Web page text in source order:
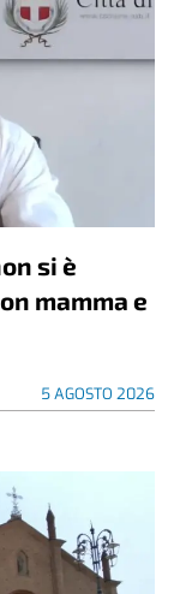
si è
mamma e
5 AGOSTO 2026